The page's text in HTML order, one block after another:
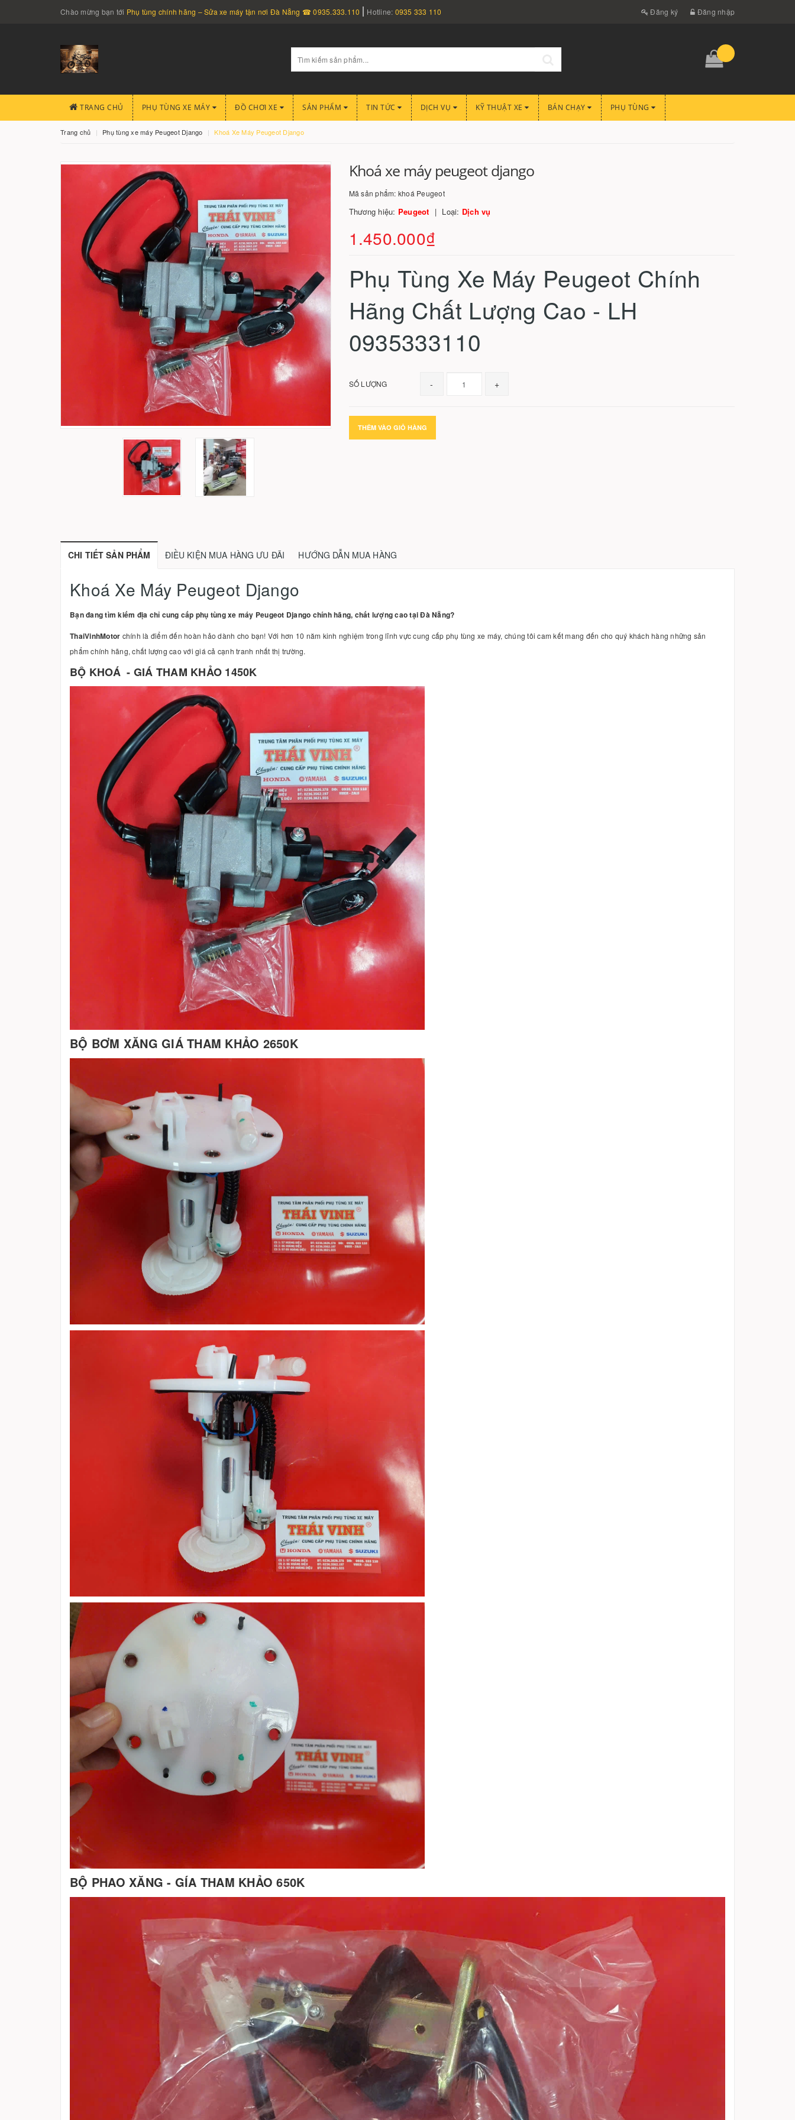
Chào mừng bạn tới Phụ tùng chính hãng – Sửa xe máy tận nơi Đà Nẵng ☎ 0935.333.110 Hotline: 0935 333 110 Đăng ký Đăng nhập
TRANG CHỦ PHỤ TÙNG XE MÁY ĐỒ CHƠI XE SẢN PHẨM TIN TỨC DỊCH VỤ KỸ THUẬT XE BÁN CHẠY PHỤ TÙNG
Trang chủ Phụ tùng xe máy Peugeot Django Khoá Xe Máy Peugeot Django
Khoá xe máy peugeot django
Mã sản phẩm: khoá Peugeot
Thương hiệu: Peugeot Loại: Dịch vụ
1.450.000₫
Phụ Tùng Xe Máy Peugeot Chính
Hãng Chất Lượng Cao - LH
0935333110
SỐ LƯỢNG - +
THÊM VÀO GIỎ HÀNG
CHI TIẾT SẢN PHẨM ĐIỀU KIỆN MUA HÀNG ƯU ĐÃI HƯỚNG DẪN MUA HÀNG
Khoá Xe Máy Peugeot Django
Bạn đang tìm kiếm địa chỉ cung cấp phụ tùng xe máy Peugeot Django chính hãng, chất lượng cao tại Đà Nẵng?
ThaiVinhMotor chính là điểm đến hoàn hảo dành cho bạn! Với hơn 10 năm kinh nghiệm trong lĩnh vực cung cấp phụ tùng xe máy, chúng tôi cam kết mang đến cho quý khách hàng những sản
phẩm chính hãng, chất lượng cao với giá cả cạnh tranh nhất thị trường.
BỘ KHOÁ - GIÁ THAM KHẢO 1450K
BỘ BƠM XĂNG GIÁ THAM KHẢO 2650K
BỘ PHAO XĂNG - GÍA THAM KHẢO 650K